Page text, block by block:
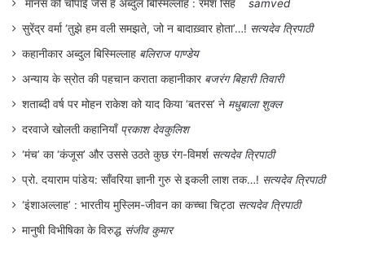
मानस की चौपाई जैसे हैं अब्दुल बिस्मिल्लाह : रमेश सिंह
samved
सुरेंद्र वर्मा ‘तुझे हम वली समझते, जो न बादाख़्वार होता’…! सत्यदेव त्रिपाठी
कहानीकार अब्दुल बिस्मिल्लाह बलिराज पाण्डेय
अन्याय के स्रोत की पहचान कराता कहानीकार बजरंग बिहारी तिवारी
शताब्दी वर्ष पर मोहन राकेश को याद किया ‘बतरस’ ने मधुबाला शुक्ल
दरवाजे खोलती कहानियाँ प्रकाश देवकुलिश
‘मंच’ का ‘कंजूस’ और उससे उठते कुछ रंग-विमर्श सत्यदेव त्रिपाठी
प्रो. दयाराम पांडेय: साँवरिया ज्ञानी गुरु से इकली लाश तक…! सत्यदेव त्रिपाठी
‘इंशाअल्लाह’ : भारतीय मुस्लिम-जीवन का कच्चा चिट्ठा सत्यदेव त्रिपाठी
मानुषी विभीषिका के विरुद्ध संजीव कुमार